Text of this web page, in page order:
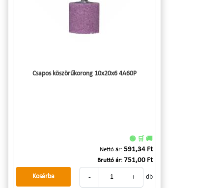
Csapos köszörűkorong 10x20x6 4A60P
🟢 🛒 🚚
Nettó ár: 591,34 Ft
Bruttó ár: 751,00 Ft
- + db
Kosárba